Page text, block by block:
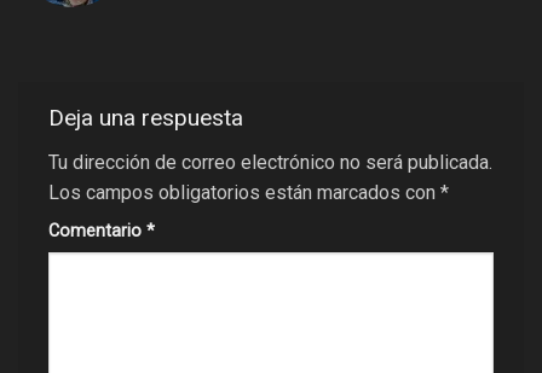
Deja una respuesta
Tu dirección de correo electrónico no será publicada.
Los campos obligatorios están marcados con *
Comentario *